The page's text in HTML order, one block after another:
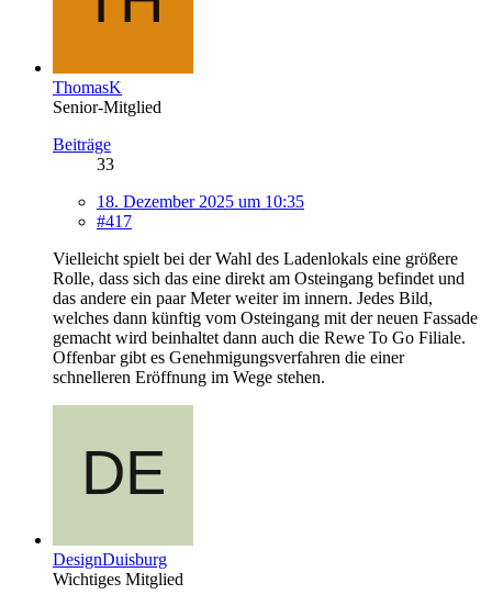
ThomasK
Senior-Mitglied
Beiträge
33
18. Dezember 2025 um 10:35
#417
Vielleicht spielt bei der Wahl des Ladenlokals eine größere
Rolle, dass sich das eine direkt am Osteingang befindet und
das andere ein paar Meter weiter im innern. Jedes Bild,
welches dann künftig vom Osteingang mit der neuen Fassade
gemacht wird beinhaltet dann auch die Rewe To Go Filiale.
Offenbar gibt es Genehmigungsverfahren die einer
schnelleren Eröffnung im Wege stehen.
DesignDuisburg
Wichtiges Mitglied